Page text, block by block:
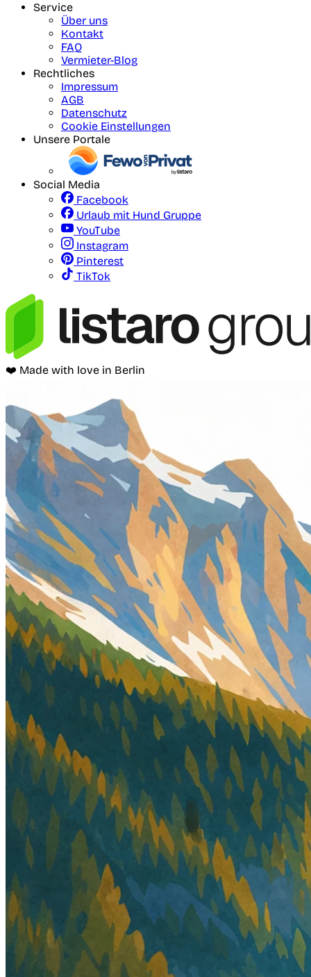
Service
Über uns
Kontakt
FAQ
Vermieter-Blog
Rechtliches
Impressum
AGB
Datenschutz
Cookie Einstellungen
Unsere Portale
Social Media
Facebook
Urlaub mit Hund Gruppe
YouTube
Instagram
Pinterest
TikTok
❤️ Made with love in Berlin